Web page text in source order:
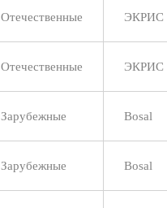
Отечественные ЭКРИС
Отечественные ЭКРИС
Зарубежные Bosal
Зарубежные Bosal